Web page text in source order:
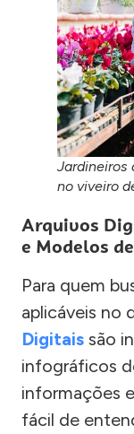
Jardineiros
no viveiro
Arquivos
e Modelos
Para quem
aplicáveis no
Digitais são
infográficos
informações
fácil de